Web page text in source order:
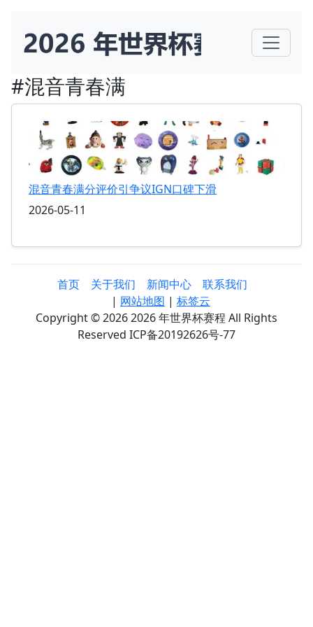
#混音青春满
混音青春满分评价引争议IGN口碑下滑
2026-05-11
首页 关于我们 新闻中心
联系我们
| 网站地图 | 标签云
Copyright © 2026 2026 年世界杯赛程 All Rights
Reserved ICP备20192626号-77